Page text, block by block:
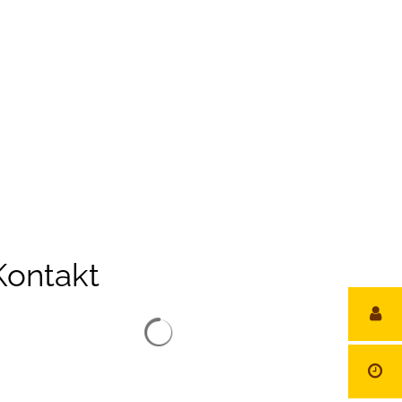
Suchergebnisse werden geladen